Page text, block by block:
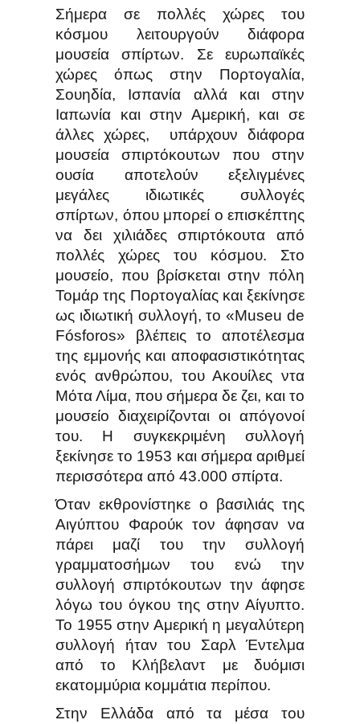
Σήμερα σε πολλές χώρες του
κόσμου λειτουργούν διάφορα
μουσεία σπίρτων. Σε ευρωπαϊκές
χώρες όπως στην Πορτογαλία,
Σουηδία, Ισπανία αλλά και στην
Ιαπωνία και στην Αμερική, και σε
άλλες χώρες, υπάρχουν διάφορα
μουσεία σπιρτόκουτων που στην
ουσία αποτελούν εξελιγμένες
μεγάλες ιδιωτικές συλλογές
σπίρτων, όπου μπορεί ο επισκέπτης
να δει χιλιάδες σπιρτόκουτα από
πολλές χώρες του κόσμου. Στο
μουσείο, που βρίσκεται στην πόλη
Τομάρ της Πορτογαλίας και ξεκίνησε
ως ιδιωτική συλλογή, το «Museu de
Fósforos» βλέπεις το αποτέλεσμα
της εμμονής και αποφασιστικότητας
ενός ανθρώπου, του Ακουίλες ντα
Μότα Λίμα, που σήμερα δε ζει, και το
μουσείο διαχειρίζονται οι απόγονοί
του. Η συγκεκριμένη συλλογή
ξεκίνησε το 1953 και σήμερα αριθμεί
περισσότερα από 43.000 σπίρτα.
Όταν εκθρονίστηκε ο βασιλιάς της
Αιγύπτου Φαρούκ τον άφησαν να
πάρει μαζί του την συλλογή
γραμματοσήμων του ενώ την
συλλογή σπιρτόκουτων την άφησε
λόγω του όγκου της στην Αίγυπτο.
Το 1955 στην Αμερική η μεγαλύτερη
συλλογή ήταν του Σαρλ Έντελμα
από το Κλήβελαντ με δυόμισι
εκατομμύρια κομμάτια περίπου.
Στην Ελλάδα από τα μέσα του